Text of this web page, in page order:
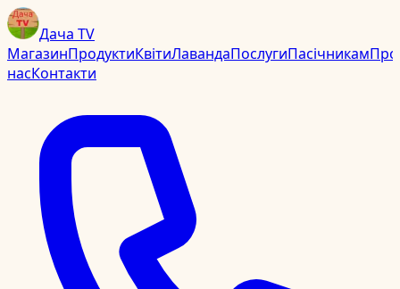
Дача TV
МагазинПродуктиКвітиЛавандаПослугиПасічникамПро
насКонтакти